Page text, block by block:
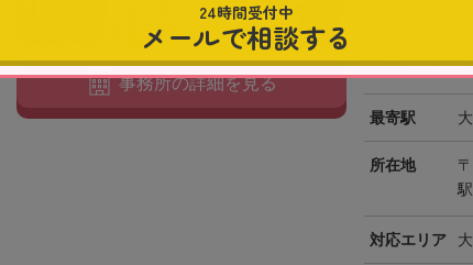
OAG税理士法
駅」から徒歩
17時まで営業
最寄駅
所在地
対応エリア
事務所の詳細を見る
24時間受付中
メールで相談する